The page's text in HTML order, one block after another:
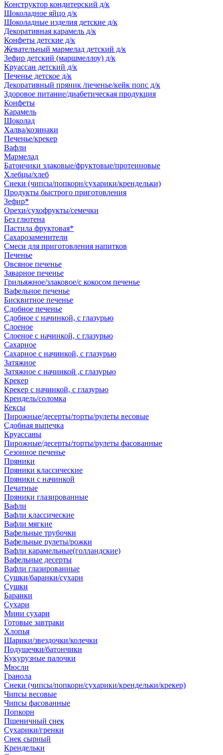
Конструктор кондитерский д/к
Шоколадное яйцо д/к
Шоколадные изделия детские д/к
Декоративная карамель д/к
Конфеты детские д/к
Жевательный мармелад детский д/к
Зефир детский (маршмеллоу) д/к
Круассан детский д/к
Печенье детское д/к
Декоративный пряник /печенье/кейк попс д/к
Здоровое питание/диабетическая продукция
Конфеты
Карамель
Шоколад
Халва/козинаки
Печенье/крекер
Вафли
Мармелад
Батончики злаковые/фруктовые/протеиновые
Хлебцы/хлеб
Снеки (чипсы/попкорн/сухарики/крендельки)
Продукты быстрого приготовления
Зефир*
Орехи/сухофрукты/семечки
Без глютена
Пастила фруктовая*
Сахарозаменители
Смеси для приготовления напитков
Печенье
Овсяное печенье
Заварное печенье
Грильяжное/злаковое/с кокосом печенье
Вафельное печенье
Бисквитное печенье
Сдобное печенье
Сдобное с начинкой, с глазурью
Слоеное
Слоеное с начинкой, с глазурью
Сахарное
Сахарное с начинкой, с глазурью
Затяжное
Затяжное с начинкой ,с глазурью
Крекер
Крекер с начинкой, с глазурью
Крендель/соломка
Кексы
Пирожные/десерты/торты/рулеты весовые
Сдобная выпечка
Круассаны
Пирожные/десерты/торты/рулеты фасованные
Сезонное печенье
Пряники
Пряники классические
Пряники с начинкой
Печатные
Пряники глазированные
Вафли
Вафли классические
Вафли мягкие
Вафельные трубочки
Вафельные рулеты/рожки
Вафли карамельные(голландские)
Вафельные десерты
Вафли глазированные
Сушки/баранки/сухари
Сушки
Баранки
Сухари
Мини сухари
Готовые завтраки
Хлопья
Шарики/звездочки/колечки
Подушечки/батончики
Кукурузные палочки
Мюсли
Гранола
Снеки (чипсы/попкорн/сухарики/крендельки/крекер)
Чипсы весовые
Чипсы фасованные
Попкорн
Пшеничный снек
Сухарики/гренки
Снек сырный
Крендельки